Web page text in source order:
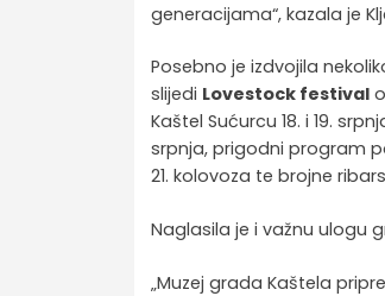
generacijama“, kazala je
Posebno je izdvojila
slijedi Lovestock festival
Kaštel Sućurcu 18. i 19.
srpnja, prigodni program
21. kolovoza te brojne
Naglasila je i važnu ulogu
„Muzej grada Kaštela